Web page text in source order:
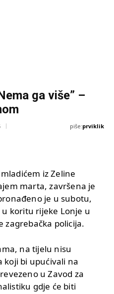
ga više” –
piše:prviklik
iz Zeline
marta, završena je
je u subotu,
koritu rijeke Lonje u
zagrebačka policija.
na tijelu nisu
koji bi upućivali na
u Zavod za
gdje će biti